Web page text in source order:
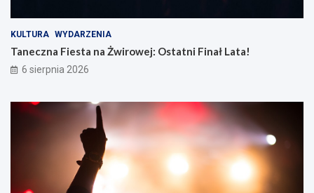
KULTURA WYDARZENIA
Taneczna Fiesta na Żwirowej: Ostatni Finał Lata!
6 sierpnia 2026